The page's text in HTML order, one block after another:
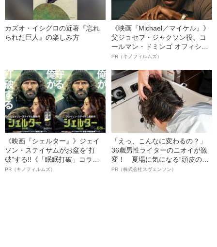
カズオ・イシグロの近著『忘れ
られた巨人』の楽しみ方
《映画『Michael／マイケル』》
父ジョセフ・ジャクソン役、コ
ールマン・ドミンゴ オフィシャ
ルインタビュー“観客を魅了した
語る”《日本興収70億円突破》
PR（キノフィルムズ）
《映画『シェルター』》ジェイ
ソン・ステイサムがお盆を“打
破”する!!《「眠眠打破」コラ
ボ》
PR（キノフィルムズ）
「えっ、こんなに変わるの？」
36歳男性ライターのニオイが激
変！ 夏場に気になる“頭皮のニ
オイ”や“ベタつき”を解消す
PR（株式会社スヴェンソン）